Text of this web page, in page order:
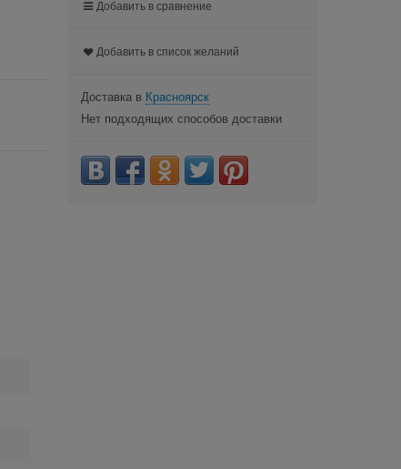
Добавить в сравнение
Добавить в список желаний
Доставка в Красноярск
Нет подходящих способов доставки